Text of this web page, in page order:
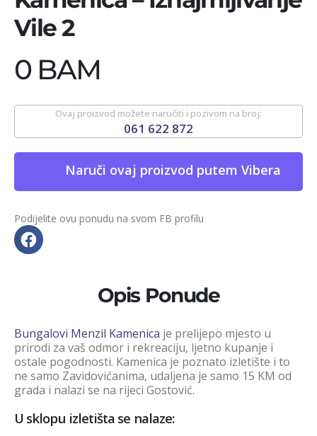
Vile 2
0 BAM
Ovaj proizvod možete naručiti i pozivom na broj:
061 622 872
Naruči ovaj proizvod putem Vibera
Podijelite ovu ponudu na svom FB profilu
Opis Ponude
Bungalovi Menzil Kamenica je prelijepo mjesto u
prirodi za vaš odmor i rekreaciju, ljetno kupanje i
ostale pogodnosti. Kamenica je poznato izletište i to
ne samo Zavidovićanima, udaljena je samo 15 KM od
grada i nalazi se na rijeci Gostović.
U sklopu izletišta se nalaze: